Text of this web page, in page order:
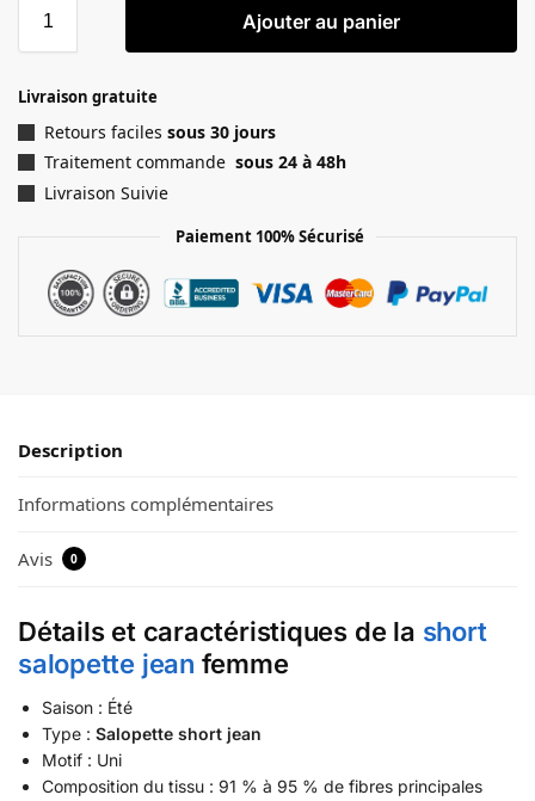
Ajouter au panier
Livraison gratuite
Retours faciles sous 30 jours
Traitement commande sous 24 à 48h
Livraison Suivie
Paiement 100% Sécurisé
Description
Informations complémentaires
Avis 0
Détails et caractéristiques de la short
salopette jean femme
Saison : Été
Type : Salopette short jean
Motif : Uni
Composition du tissu : 91 % à 95 % de fibres principales